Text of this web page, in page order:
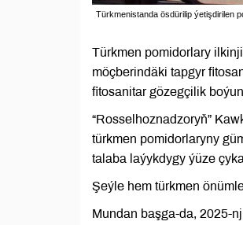
Türkmenistanda ösdürilip ýetişdirilen
Türkmen pomidorlary
möçberindäki tapgyr
fitosanitar gözegçilik
“Rosselhoznadzoryň”
türkmen pomidorlaryny
talaba laýykdygy ýüze
Şeýle hem türkmen
Mundan başga-da, 2025-